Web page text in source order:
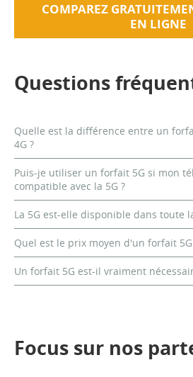
COMPAREZ
EN LIGNE
Questions
Quelle est la différence entre un
4G ?
Puis-je utiliser un forfait 5G si mon
compatible avec la 5G ?
La 5G est-elle disponible dans toute
Quel est le prix moyen d'un forfait 5G
Un forfait 5G est-il vraiment
Focus sur nos